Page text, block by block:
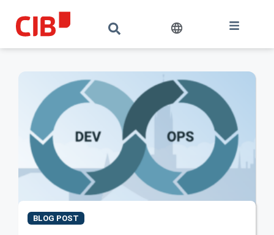
BLOG POST